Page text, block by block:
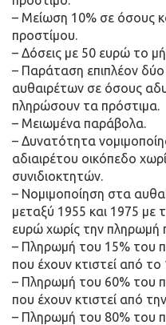
– Μείωση 10% σε όσους
προστίμου.
– Δόσεις με 50 ευρώ το
– Παράταση επιπλέον
αυθαιρέτων σε όσους
πληρώσουν τα πρόστιμα.
– Μειωμένα παράβολα.
– Δυνατότητα
αδιαιρέτου οικόπεδο
συνιδιοκτητών.
– Νομιμοποίηση στα
μεταξύ 1955 και 1975
ευρώ χωρίς την πληρωμή
– Πληρωμή του 15% του
που έχουν κτιστεί από
– Πληρωμή του 60% του
που έχουν κτιστεί από
– Πληρωμή του 80% του